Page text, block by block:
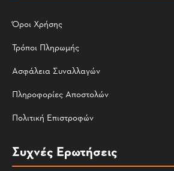
Όροι Χρήσης
Τρόποι Πληρωμής
Ασφάλεια Συναλλαγών
Πληροφορίες Αποστολών
Πολιτική Επιστροφών
Συχνές Ερωτήσεις